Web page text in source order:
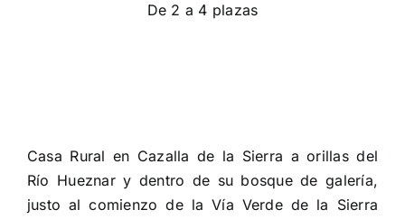
De 2 a 4 plazas
Casa Rural en Cazalla de la Sierra a orillas del
Río Hueznar y dentro de su bosque de galería,
justo al comienzo de la Vía Verde de la Sierra